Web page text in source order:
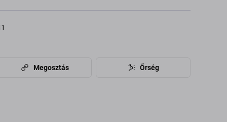
Megosztás Őrség